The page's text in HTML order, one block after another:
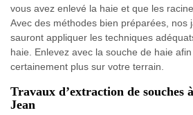
vous avez enlevé la haie et que les
Avec des méthodes bien préparées, nos
sauront appliquer les techniques
haie. Enlevez avec la souche de haie
certainement plus sur votre terrain.
Travaux d’extraction de souches
Jean